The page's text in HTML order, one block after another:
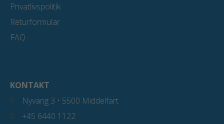
Privatlivspolitik
Returformular
FAQ
KONTAKT
Nyvang 3 • 5500 Middelfart
+45 6440 1122